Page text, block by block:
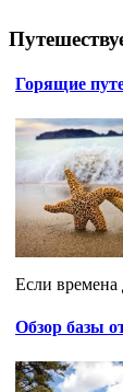
Горящие
Если времена
Обзор базы